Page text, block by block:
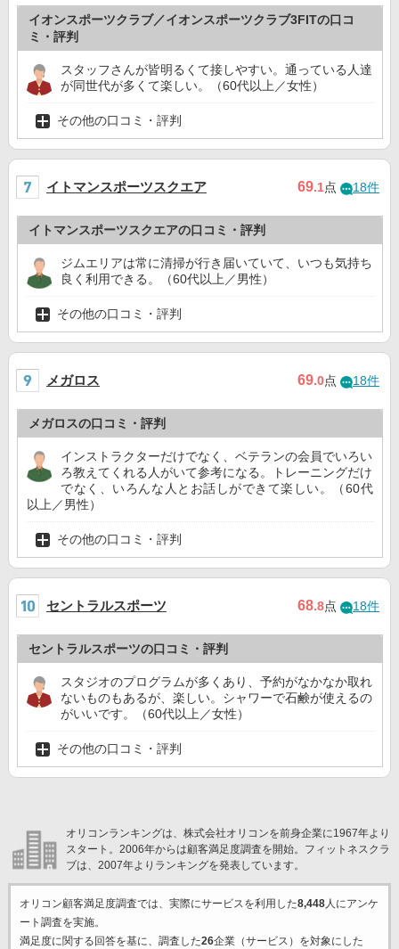
イオンスポーツクラブ／イオンスポーツクラブ3FITの口コ
ミ・評判
スタッフさんが皆明るくて接しやすい。通っている人達
が同世代が多くて楽しい。（60代以上／女性）
その他の口コミ・評判
イトマンスポーツスクエア 69.1点 18件
イトマンスポーツスクエアの口コミ・評判
ジムエリアは常に清掃が行き届いていて、いつも気持ち
良く利用できる。（60代以上／男性）
その他の口コミ・評判
メガロス 69.0点 18件
メガロスの口コミ・評判
インストラクターだけでなく、ベテランの会員でいろい
ろ教えてくれる人がいて参考になる。トレーニングだけ
でなく、いろんな人とお話しができて楽しい。（60代
以上／男性）
その他の口コミ・評判
セントラルスポーツ 68.8点 18件
セントラルスポーツの口コミ・評判
スタジオのプログラムが多くあり、予約がなかなか取れ
ないものもあるが、楽しい。シャワーで石鹸が使えるの
がいいです。（60代以上／女性）
その他の口コミ・評判
オリコンランキングは、株式会社オリコンを前身企業に1967年より
スタート。2006年からは顧客満足度調査を開始。フィットネスクラ
ブは、2007年よりランキングを発表しています。
オリコン顧客満足度調査では、実際にサービスを利用した8,448人にアンケ
ート調査を実施。
満足度に関する回答を基に、調査した26企業（サービス）を対象にした